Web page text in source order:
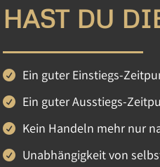
HAST DU
Ein guter Einstiegs-
Ein guter Ausstiegs-
Kein Handeln mehr nur
Unabhängigkeit von